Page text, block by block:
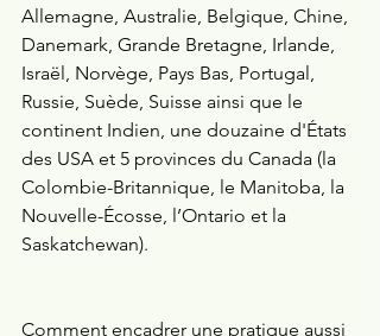
Allemagne, Australie, Belgique, Chine,
Danemark, Grande Bretagne, Irlande,
Israël, Norvège, Pays Bas, Portugal,
Russie, Suède, Suisse ainsi que le
continent Indien, une douzaine d'États
des USA et 5 provinces du Canada (la
Colombie-Britannique, le Manitoba, la
Nouvelle-Écosse, l’Ontario et la
Saskatchewan).
Comment encadrer une pratique aussi